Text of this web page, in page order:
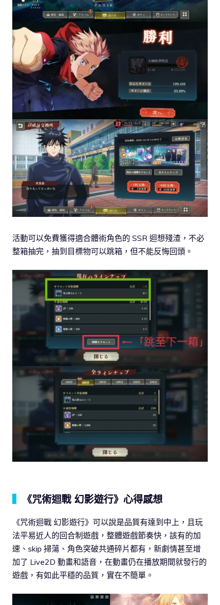
活動可以免費獲得適合體術角色的 SSR 迴想殘渣，不必
整箱抽完，抽到目標物可以跳箱，但不能反悔回頭。
《咒術迴戰 幻影遊行》心得感想
《咒術迴戰 幻影遊行》可以說是品質有達到中上，且玩
法平易近人的回合制遊戲，整體遊戲節奏快，該有的加
速、skip 掃蕩、角色突破共通碎片都有，新劇情甚至增
加了 Live2D 動畫和語音，在動畫仍在播放期間就發行的
遊戲，有如此平穩的品質，實在不簡單。